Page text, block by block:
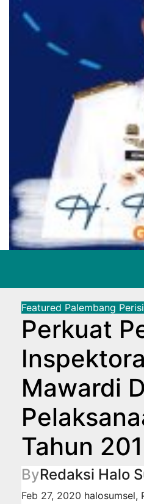
Featured Palembang
Perkuat
Mawardi
Tahun
ByRedaksi Halo
Feb 27, 2020 halosumsel,